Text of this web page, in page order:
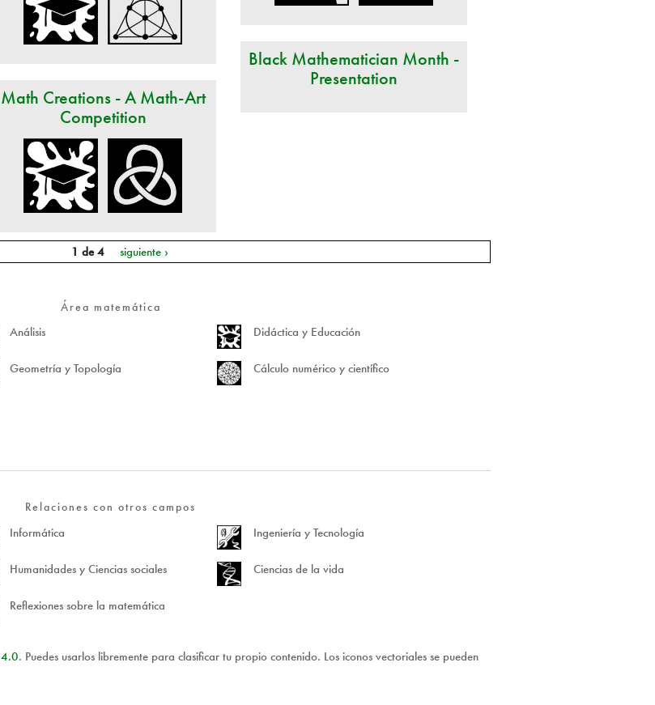
Black Mathematician Month -
Presentation
Math Creations - A Math-Art
Competition
1 de 4 siguiente ›
Área matemática
Análisis Didáctica y Educación
Geometría y Topología Cálculo numérico y científico
Relaciones con otros campos
Informática Ingeniería y Tecnología
Humanidades y Ciencias sociales Ciencias de la vida
Reflexiones sobre la matemática
4.0. Puedes usarlos libremente para clasificar tu propio contenido. Los iconos vectoriales se pueden